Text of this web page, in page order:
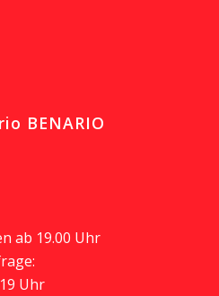
BENARIO
ab 19.00 Uhr
Uhr